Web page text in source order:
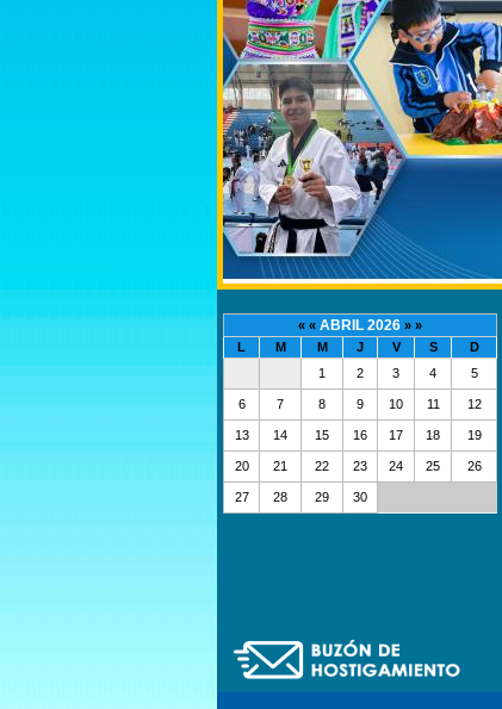
« « ABRIL 2026 » »
L
M M J V S
D
1
2 3 4 5
6 7 8 9 10 11 12
13 14 15 16 17 18 19
20 21 22 23 24 25 26
27 28 29 30